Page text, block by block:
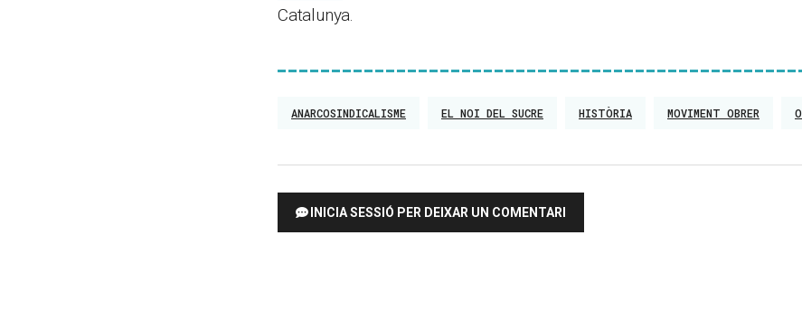
Catalunya.
ANARCOSINDICALISME EL NOI DEL SUCRE HISTÒRIA MOVIMENT OBRER
INICIA SESSIÓ PER DEIXAR UN COMENTARI